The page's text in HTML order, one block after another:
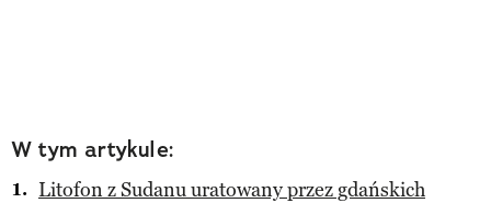
W tym artykule:
Litofon z Sudanu uratowany przez gdańskich